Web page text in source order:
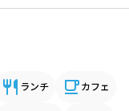
ランチ カフェ